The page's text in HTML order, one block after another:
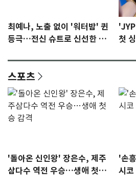
최예나, 노출 없이 '워터밤' 퀸
등극…전신 슈트로 신선한 충
첫
스포츠
'돌아온 신인왕' 장은수, 제주
삼다수 역전 우승…생애 첫승
'손
시